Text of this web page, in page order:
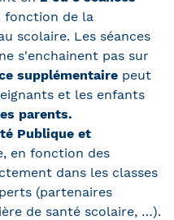
fonction de la
scolaire. Les séances
s'enchainent pas sur
supplémentaire peut
et les enfants
parents.
Publique et
en fonction des
dans les classes
(partenaires
de santé scolaire, …).